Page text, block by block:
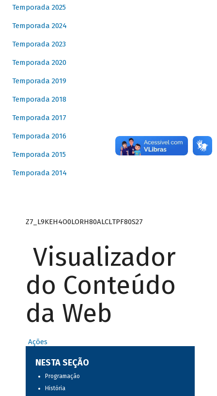
Temporada 2025
Temporada 2024
Temporada 2023
Temporada 2020
Temporada 2019
Temporada 2018
Temporada 2017
Temporada 2016
Temporada 2015
Temporada 2014
Z7_L9KEH4O0LORH80ALCLTPF80S27
Visualizador
do Conteúdo
da Web
Ações
NESTA SEÇÃO
Programação
História